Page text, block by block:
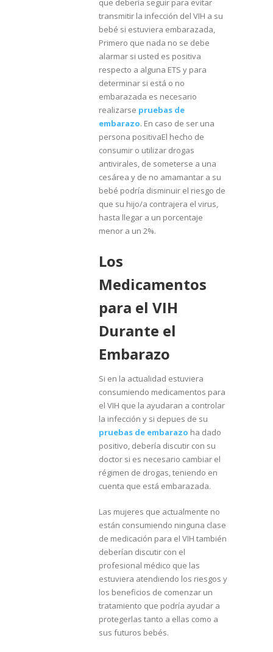
que debería seguir para evitar
transmitir la infección del VIH a su
bebé si estuviera embarazada,
Primero que nada no se debe
alarmar si usted es positiva
respecto a alguna ETS y para
determinar si está o no
embarazada es necesario
realizarse pruebas de
embarazo. En caso de ser una
persona positivaEl hecho de
consumir o utilizar drogas
antivirales, de someterse a una
cesárea y de no amamantar a su
bebé podría disminuir el riesgo de
que su hijo/a contrajera el virus,
hasta llegar a un porcentaje
menor a un 2%.
Los
Medicamentos
para el VIH
Durante el
Embarazo
Si en la actualidad estuviera
consumiendo medicamentos para
el VIH que la ayudaran a controlar
la infección y si depues de su
pruebas de embarazo ha dado
positivo, debería discutir con su
doctor si es necesario cambiar el
régimen de drogas, teniendo en
cuenta que está embarazada.
Las mujeres que actualmente no
están consumiendo ninguna clase
de medicación para el VIH también
deberían discutir con el
profesional médico que las
estuviera atendiendo los riesgos y
los beneficios de comenzar un
tratamiento que podría ayudar a
protegerlas tanto a ellas como a
sus futuros bebés.